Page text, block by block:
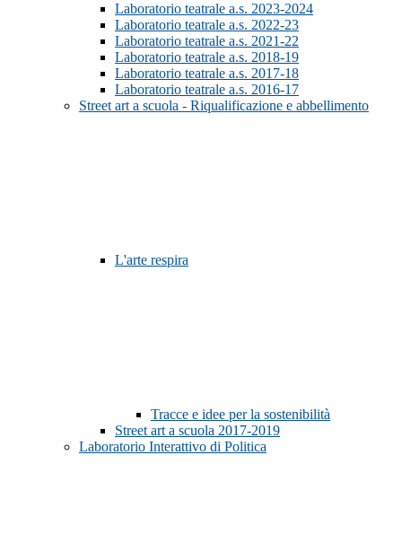
Laboratorio teatrale a.s. 2023-2024
Laboratorio teatrale a.s. 2022-23
Laboratorio teatrale a.s. 2021-22
Laboratorio teatrale a.s. 2018-19
Laboratorio teatrale a.s. 2017-18
Laboratorio teatrale a.s. 2016-17
Street art a scuola - Riqualificazione e abbellimento
L'arte respira
Tracce e idee per la sostenibilità
Street art a scuola 2017-2019
Laboratorio Interattivo di Politica